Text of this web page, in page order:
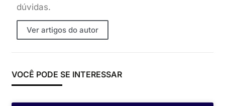
dúvidas.
Ver artigos do autor
VOCÊ PODE SE INTERESSAR